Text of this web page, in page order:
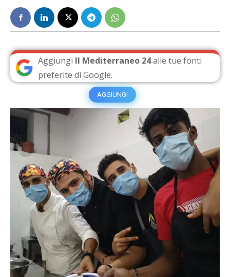
Aggiungi Il Mediterraneo 24alle tue fonti
preferite di Google.
AGGIUNGI